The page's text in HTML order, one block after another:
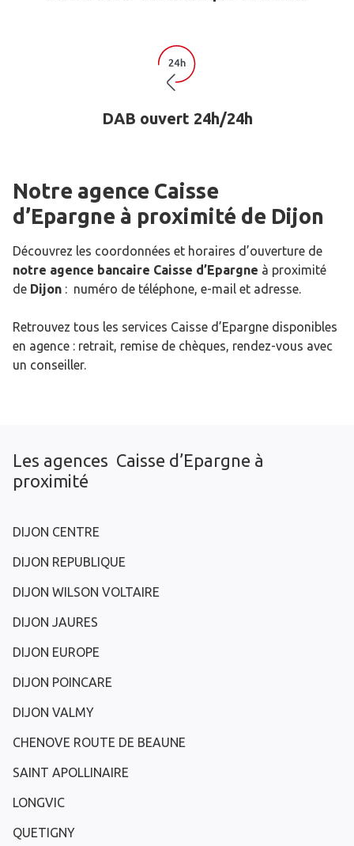
DAB ouvert 24h/24h
Notre agence Caisse
d’Epargne à proximité de Dijon
Découvrez les coordonnées et horaires d’ouverture de
notre agence bancaire Caisse d’Epargne à proximité
de Dijon : numéro de téléphone, e-mail et adresse.
Retrouvez tous les services Caisse d’Epargne disponibles
en agence : retrait, remise de chèques, rendez-vous avec
un conseiller.
Les agences Caisse d’Epargne à
proximité
DIJON CENTRE
DIJON REPUBLIQUE
DIJON WILSON VOLTAIRE
DIJON JAURES
DIJON EUROPE
DIJON POINCARE
DIJON VALMY
CHENOVE ROUTE DE BEAUNE
SAINT APOLLINAIRE
LONGVIC
QUETIGNY